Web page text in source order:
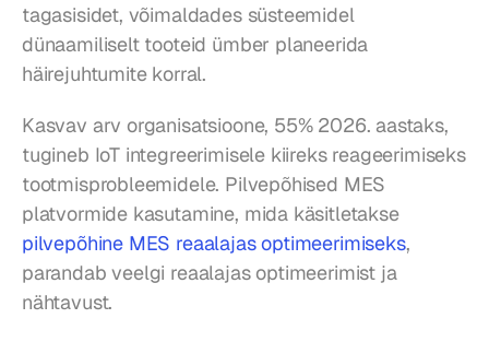
tagasisidet, võimaldades süsteemidel
dünaamiliselt tooteid ümber planeerida
häirejuhtumite korral.
Kasvav arv organisatsioone, 55% 2026. aastaks,
tugineb IoT integreerimisele kiireks reageerimiseks
tootmisprobleemidele. Pilvepõhised MES
platvormide kasutamine, mida käsitletakse
pilvepõhine MES reaalajas optimeerimiseks,
parandab veelgi reaalajas optimeerimist ja
nähtavust.